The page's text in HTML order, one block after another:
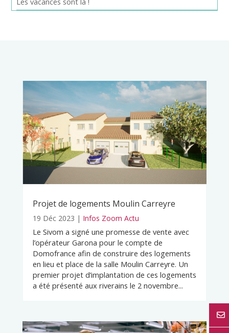
Projet de logements Moulin Carreyre
19 Déc 2023 | Infos Zoom Actu
Le Sivom a signé une promesse de vente avec
l’opérateur Garona pour le compte de
Domofrance afin de construire des logements
en lieu et place de la salle Moulin Carreyre. Un
premier projet d’implantation de ces logements
a été présenté aux riverains le 2 novembre...